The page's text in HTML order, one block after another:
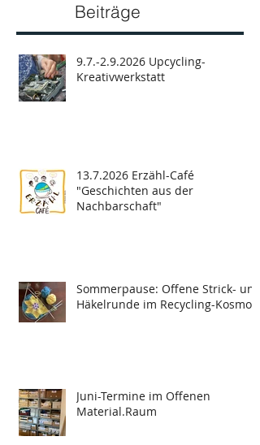
Beiträge
9.7.-2.9.2026 Upcycling-
Kreativwerkstatt
13.7.2026 Erzähl-Café
"Geschichten aus der
Nachbarschaft"
Sommerpause: Offene Strick- und
Häkelrunde im Recycling-Kosmos
Juni-Termine im Offenen
Material.Raum